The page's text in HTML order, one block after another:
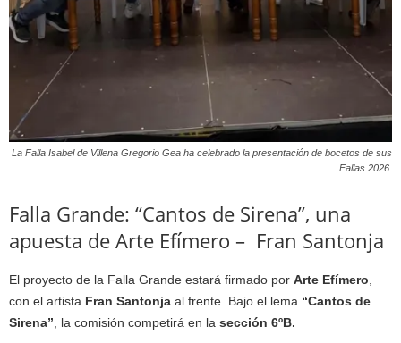
La Falla Isabel de Villena Gregorio Gea ha celebrado la presentación de bocetos de sus
Fallas 2026.
Falla Grande: “Cantos de Sirena”, una
apuesta de Arte Efímero – Fran Santonja
El proyecto de la Falla Grande estará firmado por Arte Efímero,
con el artista Fran Santonja al frente. Bajo el lema “Cantos de
Sirena”, la comisión competirá en la sección 6ºB.